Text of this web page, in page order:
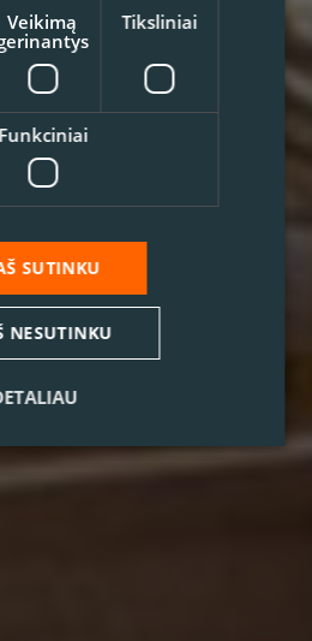
Veikimą
Tiksliniai
Funkciniai
SUTINKU
NESUTINKU